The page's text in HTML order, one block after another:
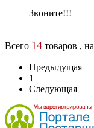
Звоните!!!
Всего 14 товаров , на
Предыдущая
1
Следующая